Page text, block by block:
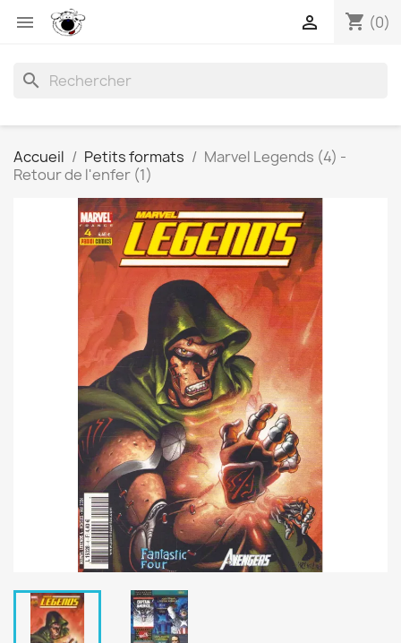
 shopping_cart (0)

search
Accueil Petits formats
Marvel Legends (4) -
Retour de l'enfer (1)